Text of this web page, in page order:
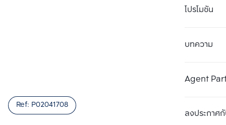
โปรโมชัน
บทความ
Agent
ลงประกาศกั
Ref: P02041708 เปรียบเทียบ